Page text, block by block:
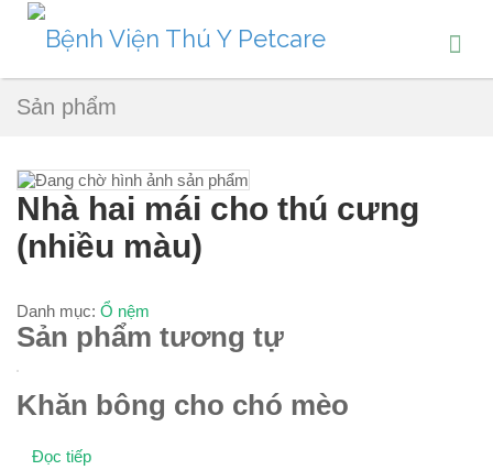
Sản phẩm
Nhà hai mái cho thú cưng
(nhiều màu)
Danh mục: Ổ nệm
Sản phẩm tương tự
Khăn bông cho chó mèo
Đọc tiếp